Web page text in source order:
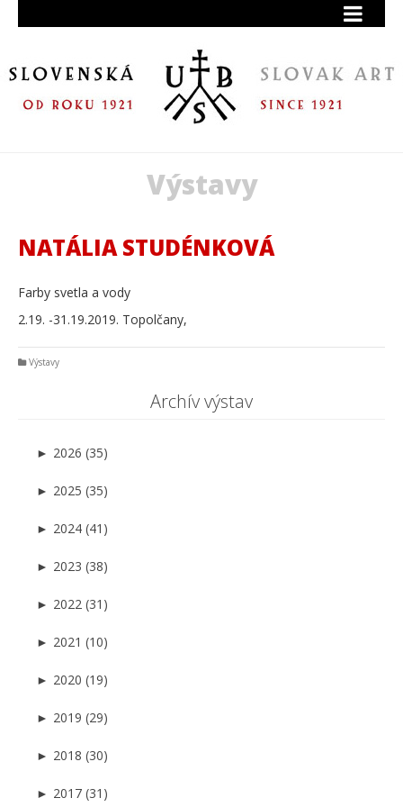
Výstavy
NATÁLIA STUDÉNKOVÁ
Farby svetla a vody
2.19. -31.19.2019. Topolčany,
Výstavy
Archív výstav
► 2026 (35)
► 2025 (35)
► 2024 (41)
► 2023 (38)
► 2022 (31)
► 2021 (10)
► 2020 (19)
► 2019 (29)
► 2018 (30)
► 2017 (31)